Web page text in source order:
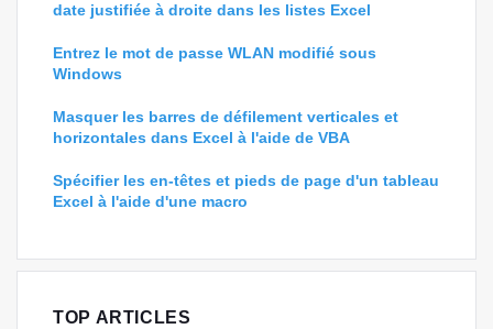
date justifiée à droite dans les listes Excel
Entrez le mot de passe WLAN modifié sous
Windows
Masquer les barres de défilement verticales et
horizontales dans Excel à l'aide de VBA
Spécifier les en-têtes et pieds de page d'un tableau
Excel à l'aide d'une macro
TOP ARTICLES